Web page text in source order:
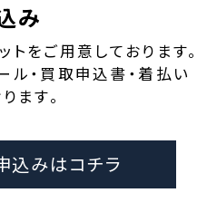
み
をご用意しております。
・買取申込書・着払い
ます。
込みはコチラ